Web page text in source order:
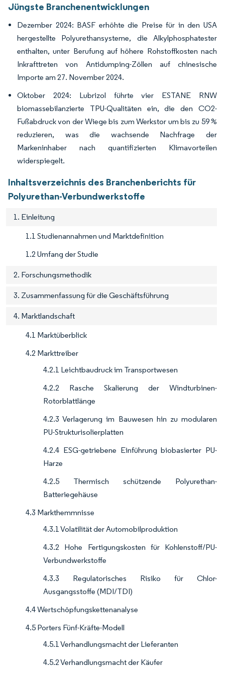
Jüngste Branchenentwicklungen
Dezember 2024: BASF erhöhte die Preise für in den USA
hergestellte Polyurethansysteme, die Alkylphosphatester
enthalten, unter Berufung auf höhere Rohstoffkosten nach
Inkrafttreten von Antidumping-Zöllen auf chinesische
Importe am 27. November 2024.
Oktober 2024: Lubrizol führte vier ESTANE RNW
biomassebilanzierte TPU-Qualitäten ein, die den CO2-
Fußabdruck von der Wiege bis zum Werkstor um bis zu 59 %
reduzieren, was die wachsende Nachfrage der
Markeninhaber nach quantifizierten Klimavorteilen
widerspiegelt.
Inhaltsverzeichnis des Branchenberichts für
Polyurethan-Verbundwerkstoffe
1. Einleitung
1.1 Studienannahmen und Marktdefinition
1.2 Umfang der Studie
2. Forschungsmethodik
3. Zusammenfassung für die Geschäftsführung
4. Marktlandschaft
4.1 Marktüberblick
4.2 Markttreiber
4.2.1 Leichtbaudruck im Transportwesen
4.2.2 Rasche Skalierung der Windturbinen-
Rotorblattlänge
4.2.3 Verlagerung im Bauwesen hin zu modularen
PU-Strukturisolierplatten
4.2.4 ESG-getriebene Einführung biobasierter PU-
Harze
4.2.5 Thermisch schützende Polyurethan-
Batteriegehäuse
4.3 Markthemmnisse
4.3.1 Volatilität der Automobilproduktion
4.3.2 Hohe Fertigungskosten für Kohlenstoff/PU-
Verbundwerkstoffe
4.3.3 Regulatorisches Risiko für Chlor-
Ausgangsstoffe (MDI/TDI)
4.4 Wertschöpfungskettenanalyse
4.5 Porters Fünf-Kräfte-Modell
4.5.1 Verhandlungsmacht der Lieferanten
4.5.2 Verhandlungsmacht der Käufer